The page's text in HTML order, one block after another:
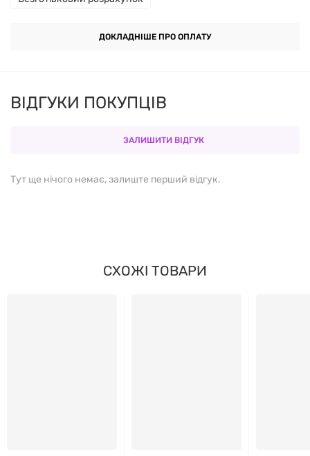
ДОКЛАДНІШЕ ПРО ОПЛАТУ
Приймати по одній порції (50 мл) 1-2 рази на день,
розвести в 200 мл води, додати сік чверті лимона.
ВІДГУКИ ПОКУПЦІВ
ЗАЛИШИТИ ВІДГУК
Тут ще нічого немає, залиште перший відгук.
СХОЖІ ТОВАРИ